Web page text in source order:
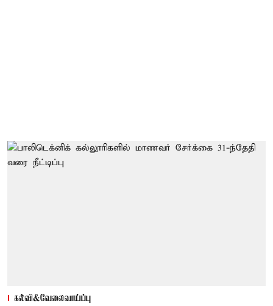
கல்வி&வேலைவாய்ப்பு